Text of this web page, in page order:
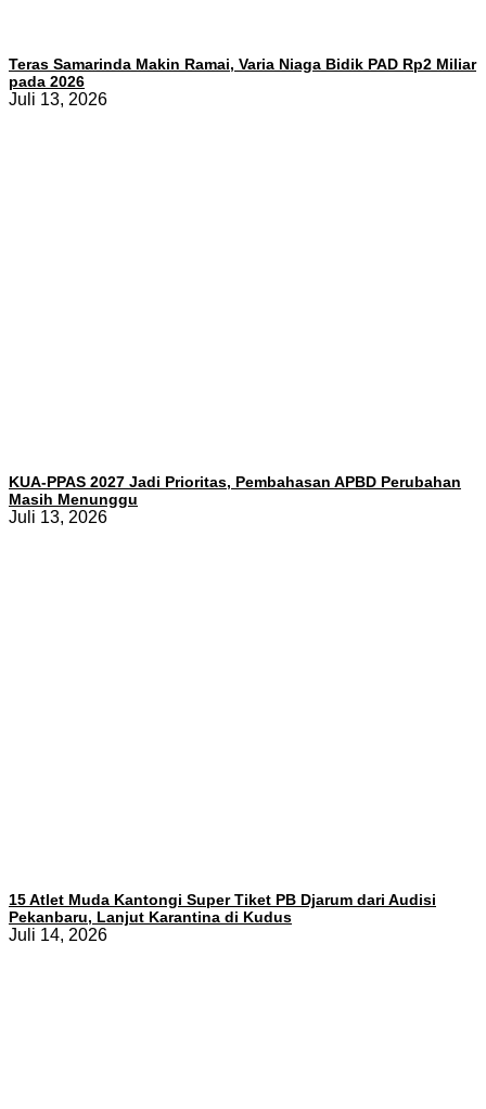
Teras Samarinda Makin Ramai, Varia Niaga Bidik PAD Rp2 Miliar
pada 2026
Juli 13, 2026
KUA-PPAS 2027 Jadi Prioritas, Pembahasan APBD Perubahan
Masih Menunggu
Juli 13, 2026
15 Atlet Muda Kantongi Super Tiket PB Djarum dari Audisi
Pekanbaru, Lanjut Karantina di Kudus
Juli 14, 2026